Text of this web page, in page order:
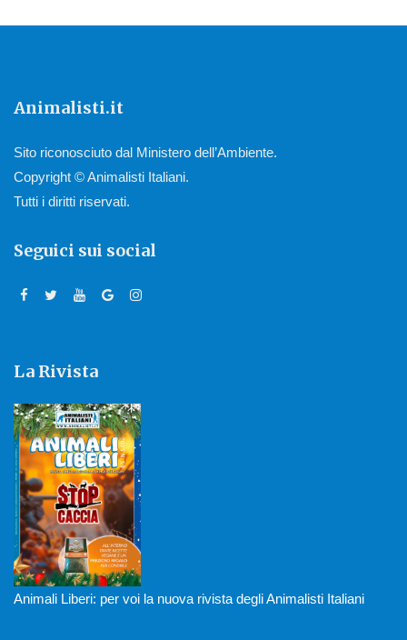
Animalisti.it
Sito riconosciuto dal Ministero dell’Ambiente.
Copyright © Animalisti Italiani.
Tutti i diritti riservati.
Seguici sui social
La Rivista
Animali Liberi: per voi la nuova rivista degli Animalisti Italiani